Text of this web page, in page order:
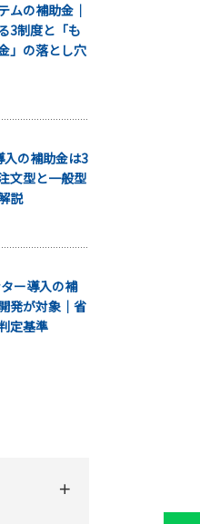
ムの補助金｜
3制度と「も
」の落とし穴
の補助金は3
文型と一般型
説
ー導入の補
発が対象｜省
定基準